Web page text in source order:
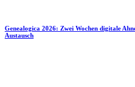
Genealogica 2026: Zwei Wochen digitale
Austausch